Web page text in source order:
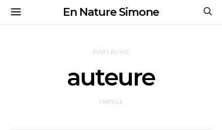
En Nature Simone
POSTS BY TAG
auteure
1 ARTICLE